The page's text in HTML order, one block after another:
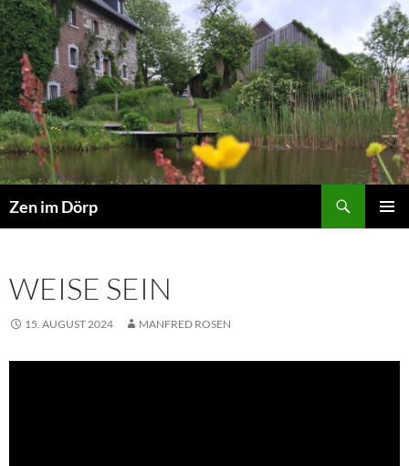
Zum
Inhalt
springen
Zen im Dörp
WEISE SEIN
15. AUGUST 2024 MANFRED ROSEN